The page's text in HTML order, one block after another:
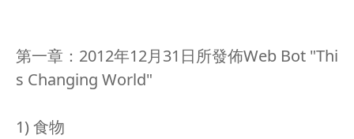
第一章：2012年12月31日所發佈Web Bot "Thi
s Changing World"
1) 食物